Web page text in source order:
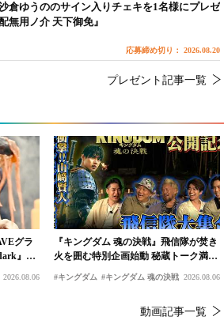
グラ
』と
2026.08.06
『キングダム 魂の決戦』飛信隊が焚き
火を囲む特別企画始動 秘蔵トーク満載
の“キングダムキャンプ”開催
#キングダム #キングダム 魂の決戦 2026.08.06
動画記事一覧
倉ゆうののサイン入りチェキを1名様にプレゼ
無用ノ介 天下御免』
応募締め切り： 2026.08.20
プレゼント記事一覧